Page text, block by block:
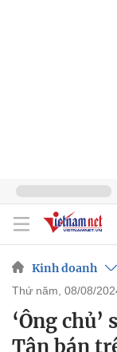
Kinh doanh
thứ năm, 08/08/
‘Ông
Tân bán